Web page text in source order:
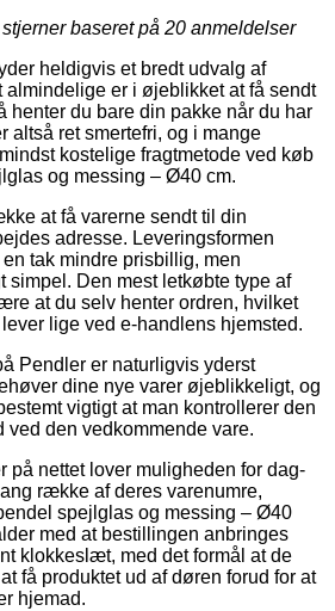
baseret på 20 anmeldelser
heldigvis et bredt udvalg af
almindelige er i øjeblikket at få sendt
henter du bare din pakke når du har
altså ret smertefri, og i mange
kostelige fragtmetode ved køb
og messing – Ø40 cm.
at få varerne sendt til din
adresse. Leveringsformen
tak mindre prisbillig, men
simpel. Den mest letkøbte type af
at du selv henter ordren, hvilket
lige ved e-handlens hjemsted.
Pendler er naturligvis yderst
dine nye varer øjeblikkeligt, og
vigtigt at man kontrollerer den
ved den vedkommende vare.
på nettet lover muligheden for dag-
række af deres varenumre,
spejlglas og messing – Ø40
med at bestillingen anbringes
klokkeslæt, med det formål at de
få produktet ud af døren forud for at
hjemad.